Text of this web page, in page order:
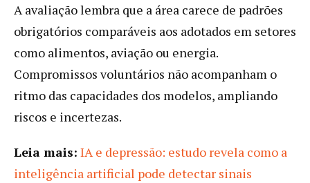
A avaliação lembra que a área carece de padrões
obrigatórios comparáveis aos adotados em setores
como alimentos, aviação ou energia.
Compromissos voluntários não acompanham o
ritmo das capacidades dos modelos, ampliando
riscos e incertezas.
Leia mais: IA e depressão: estudo revela como a
inteligência artificial pode detectar sinais